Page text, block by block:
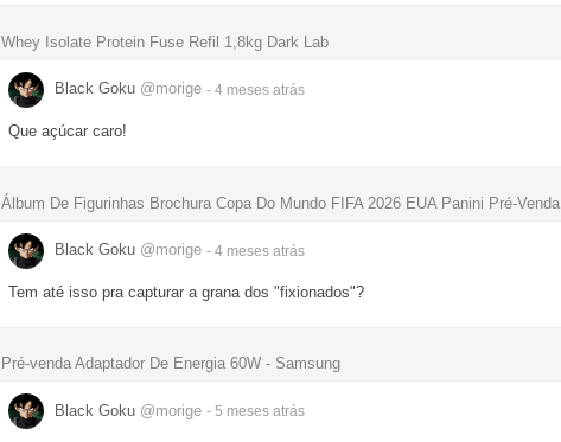
Whey Isolate Protein Fuse Refil 1,8kg Dark Lab
Black Goku @morige - 4 meses atrás
Que açúcar caro!
Álbum De Figurinhas Brochura Copa Do Mundo FIFA 2026 EUA Panini Pré-Venda
Black Goku @morige - 4 meses atrás
Tem até isso pra capturar a grana dos "fixionados"?
Pré-venda Adaptador De Energia 60W - Samsung
Black Goku @morige - 5 meses atrás